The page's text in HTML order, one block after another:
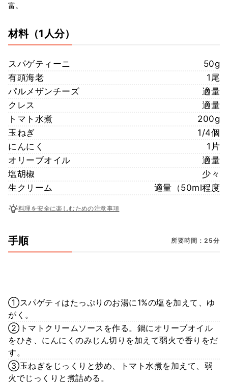
富。
材料（1人分）
スパゲティーニ
50g
有頭海老
1尾
パルメザンチーズ
適量
クレス
適量
トマト水煮
200g
玉ねぎ
1/4個
にんにく
1片
オリーブオイル
適量
塩胡椒
少々
生クリーム
適量（50ml程度
料理を安全に楽しむための注意事項
手順 所要時間：25分
①スパゲティはたっぷりのお湯に1%の塩を加えて、ゆ
がく。
②トマトクリームソースを作る。鍋にオリーブオイル
をひき、にんにくのみじん切りを加えて弱火で香りをだ
す。
③玉ねぎをじっくりと炒め、トマト水煮を加えて、弱
火でじっくりと煮詰める。